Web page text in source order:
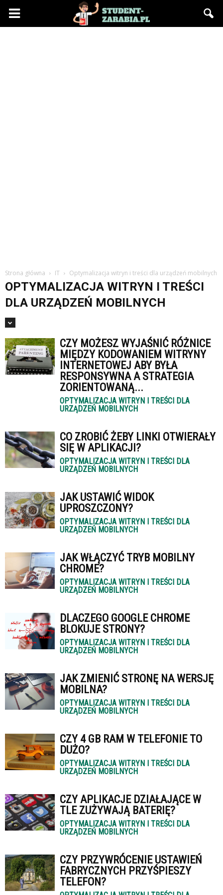
Blog
Strona główna IT Optymalizacja witryn i treści dla urządzeń mobilnych
OPTYMALIZACJA WITRYN I TREŚCI
DLA URZĄDZEŃ MOBILNYCH
CZY MOŻESZ WYJAŚNIĆ RÓŻNICE
MIĘDZY KODOWANIEM WITRYNY
INTERNETOWEJ ABY BYŁA
RESPONSYWNA A STRATEGIA
ZORIENTOWANĄ...
OPTYMALIZACJA WITRYN I TREŚCI DLA
URZĄDZEŃ MOBILNYCH
CO ZROBIĆ ŻEBY LINKI OTWIERAŁY
SIĘ W APLIKACJI?
OPTYMALIZACJA WITRYN I TREŚCI DLA
URZĄDZEŃ MOBILNYCH
JAK USTAWIĆ WIDOK
UPROSZCZONY?
OPTYMALIZACJA WITRYN I TREŚCI DLA
URZĄDZEŃ MOBILNYCH
JAK WŁĄCZYĆ TRYB MOBILNY
CHROME?
OPTYMALIZACJA WITRYN I TREŚCI DLA
URZĄDZEŃ MOBILNYCH
DLACZEGO GOOGLE CHROME
BLOKUJE STRONY?
OPTYMALIZACJA WITRYN I TREŚCI DLA
URZĄDZEŃ MOBILNYCH
JAK ZMIENIĆ STRONĘ NA WERSJĘ
MOBILNA?
OPTYMALIZACJA WITRYN I TREŚCI DLA
URZĄDZEŃ MOBILNYCH
CZY 4 GB RAM W TELEFONIE TO
DUŻO?
OPTYMALIZACJA WITRYN I TREŚCI DLA
URZĄDZEŃ MOBILNYCH
CZY APLIKACJE DZIAŁAJĄCE W
TLE ZUŻYWAJĄ BATERIĘ?
OPTYMALIZACJA WITRYN I TREŚCI DLA
URZĄDZEŃ MOBILNYCH
CZY PRZYWRÓCENIE USTAWIEŃ
FABRYCZNYCH PRZYŚPIESZY
TELEFON?